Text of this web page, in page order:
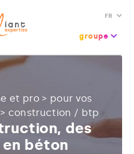
FR
groupe
et pro > pour vos
construction / btp
des
béton